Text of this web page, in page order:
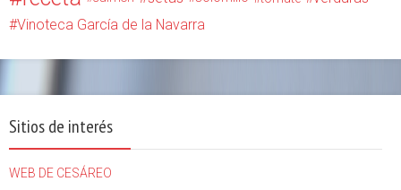
Vinoteca García de la Navarra
Sitios de interés
WEB DE CESÁREO